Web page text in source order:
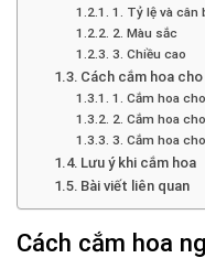
1. Tỷ lệ và cân
2. Màu sắc
3. Chiều cao
Cách cắm hoa
1. Cắm hoa
2. Cắm hoa
3. Cắm hoa
Lưu ý khi cắm hoa
Bài viết liên quan
Cách cắm hoa